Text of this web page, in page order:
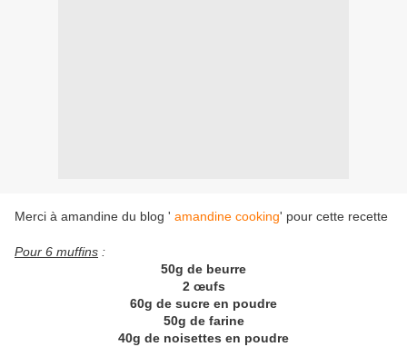
Merci à amandine du blog ' amandine cooking' pour cette recette
Pour 6 muffins :
50g de beurre
2 œufs
60g de sucre en poudre
50g de farine
40g de noisettes en poudre